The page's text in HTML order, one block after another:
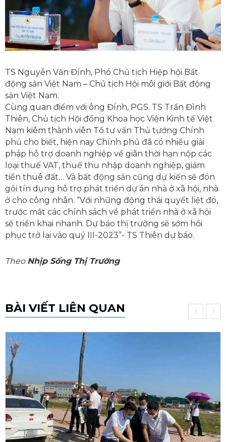
TS Nguyễn Văn Đính, Phó Chủ tịch Hiệp hội Bất
động sản Việt Nam – Chủ tịch Hội môi giới Bất động
sản Việt Nam.
Cùng quan điểm với ông Đính, PGS. TS Trần Đình
Thiên, Chủ tịch Hội đồng Khoa học Viện Kinh tế Việt
Nam kiêm thành viên Tổ tư vấn Thủ tướng Chính
phủ cho biết, hiện nay Chính phủ đã có nhiều giải
pháp hỗ trợ doanh nghiệp về giãn thời hạn nộp các
loại thuế VAT, thuế thu nhập doanh nghiệp, giảm
tiền thuê đất… Và bất động sản cũng dự kiến sẽ đón
gói tín dụng hỗ trợ phát triển dự án nhà ở xã hội, nhà
ở cho công nhân. “Với những động thái quyết liệt đó,
trước mắt các chính sách về phát triển nhà ở xã hội
sẽ triển khai nhanh. Dự báo thị trường sẽ sớm hồi
phục trở lại vào quý III-2023”- TS Thiên dự báo.
Theo Nhịp Sống Thị Trường
BÀI VIẾT LIÊN QUAN ‹ ›